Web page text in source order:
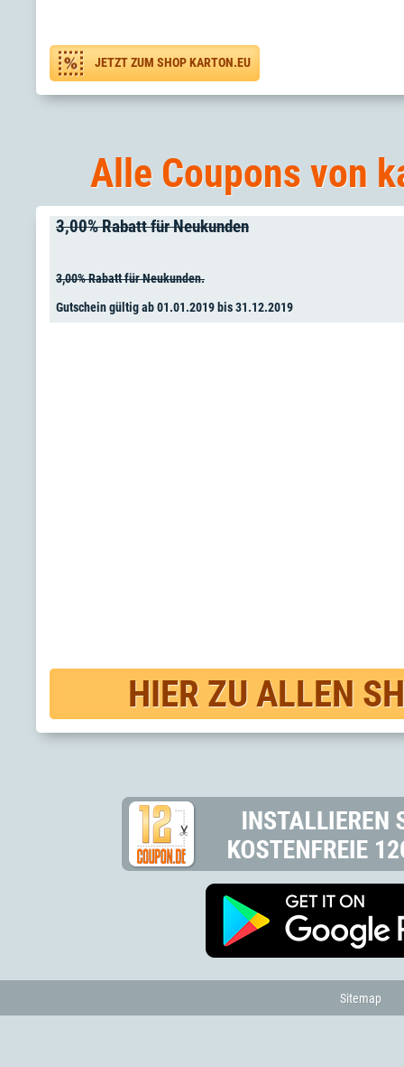
JETZT ZUM SHOP KARTON.EU
Alle Coupons von
3,00% Rabatt für Neukunden
3,00% Rabatt für Neukunden.
Gutschein gültig ab 01.01.2019 bis 31.12.2019
HIER ZU ALLEN
Sitemap